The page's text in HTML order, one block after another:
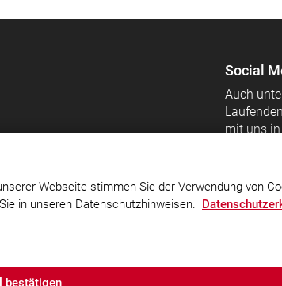
Social
Auch
mit uns
Webseite stimmen Sie der Verwendung von
in unseren Datenschutzhinweisen.
bestätigen